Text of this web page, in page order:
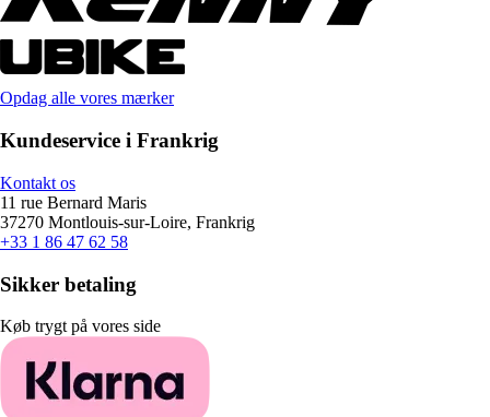
Opdag alle vores mærker
Kundeservice i Frankrig
Kontakt os
11 rue Bernard Maris
37270 Montlouis-sur-Loire, Frankrig
+33 1 86 47 62 58
Sikker betaling
Køb trygt på vores side